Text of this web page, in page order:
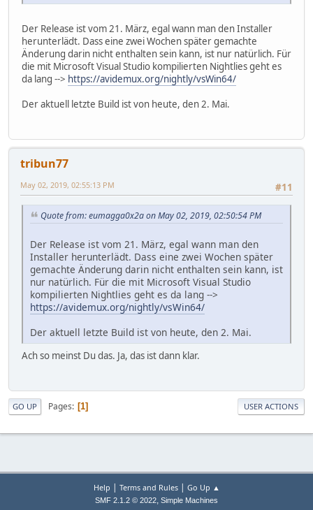
Der Release ist vom 21. März, egal wann man den Installer
herunterlädt. Dass eine zwei Wochen später gemachte
Änderung darin nicht enthalten sein kann, ist nur natürlich. Für
die mit Microsoft Visual Studio kompilierten Nightlies geht es
da lang --> https://avidemux.org/nightly/vsWin64/
Der aktuell letzte Build ist von heute, den 2. Mai.
tribun77
#11
May 02, 2019, 02:55:13 PM
Quote from: eumagga0x2a on May 02, 2019, 02:50:54 PM
Der Release ist vom 21. März, egal wann man den
Installer herunterlädt. Dass eine zwei Wochen später
gemachte Änderung darin nicht enthalten sein kann, ist
nur natürlich. Für die mit Microsoft Visual Studio
kompilierten Nightlies geht es da lang -->
https://avidemux.org/nightly/vsWin64/
Der aktuell letzte Build ist von heute, den 2. Mai.
Ach so meinst Du das. Ja, das ist dann klar.
GO UP Pages 1 USER ACTIONS
Help | Terms and Rules| Go Up ▲
SMF 2.1.2 © 2022, Simple Machines